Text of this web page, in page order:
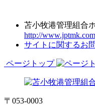
苫小牧港管理組合
http://
サイトに関するお
ページトップ
〒053-0003